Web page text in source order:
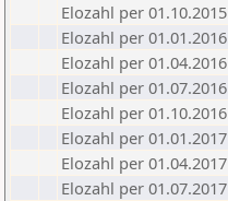
Elozahl per 01.10.2015
Elozahl per 01.01.2016
Elozahl per 01.04.2016
Elozahl per 01.07.2016
Elozahl per 01.10.2016
Elozahl per 01.01.2017
Elozahl per 01.04.2017
Elozahl per 01.07.2017